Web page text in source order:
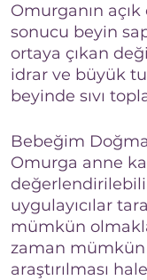
Omurganın
sonucu beyin
ortaya çıkan
idrar ve büyük
beyinde sıvı
Bebeğim
Omurga anne
uygulayıcılar
mümkün
zaman mümkün
araştırılması